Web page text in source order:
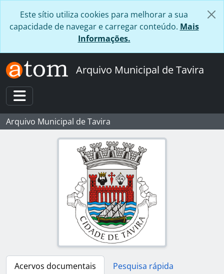
Este sítio utiliza cookies para melhorar a sua
capacidade de navegar e carregar conteúdo. Mais
Informações.
Arquivo Municipal de Tavira
Toggle navigation
Arquivo Municipal de Tavira
Acervos documentais
Pesquisa rápida